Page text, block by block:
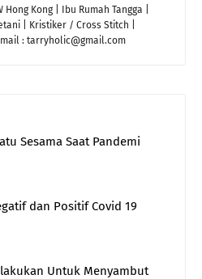
Hong Kong | Ibu Rumah Tangga |
| Kristiker / Cross Stitch |
: tarryholic@gmail.com
Sesama Saat Pandemi
dan Positif Covid 19
Untuk Menyambut